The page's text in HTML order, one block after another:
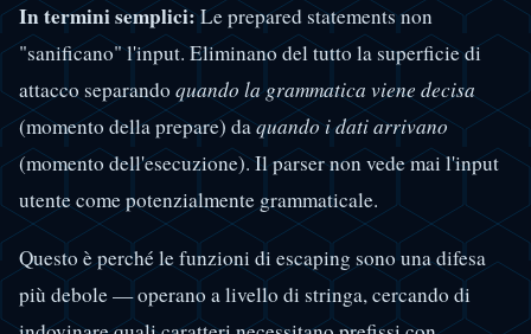
In termini semplici:Le prepared statements non
"sanificano" l'input. Eliminano del tutto la superficie di
attacco separando quando la grammatica viene decisa
(momento della prepare) daquando i dati arrivano
(momento dell'esecuzione). Il parser non vede mai l'input
utente come potenzialmente grammaticale.
Questo è perché le funzioni di escaping sono una difesa
più debole — operano a livello di stringa, cercando di